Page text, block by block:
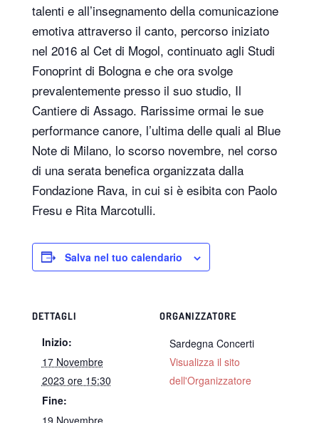
talenti e all’insegnamento della comunicazione
emotiva attraverso il canto, percorso iniziato
nel 2016 al Cet di Mogol, continuato agli Studi
Fonoprint di Bologna e che ora svolge
prevalentemente presso il suo studio, Il
Cantiere di Assago. Rarissime ormai le sue
performance canore, l’ultima delle quali al Blue
Note di Milano, lo scorso novembre, nel corso
di una serata benefica organizzata dalla
Fondazione Rava, in cui si è esibita con Paolo
Fresu e Rita Marcotulli.
Salva nel tuo calendario
DETTAGLI
Inizio:
17 Novembre
2023 ore 15:30
Fine:
19 Novembre
ORGANIZZATORE
Sardegna Concerti
Visualizza il sito
dell'Organizzatore